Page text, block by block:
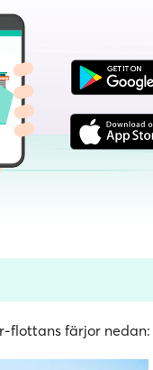
flottans färjor nedan: